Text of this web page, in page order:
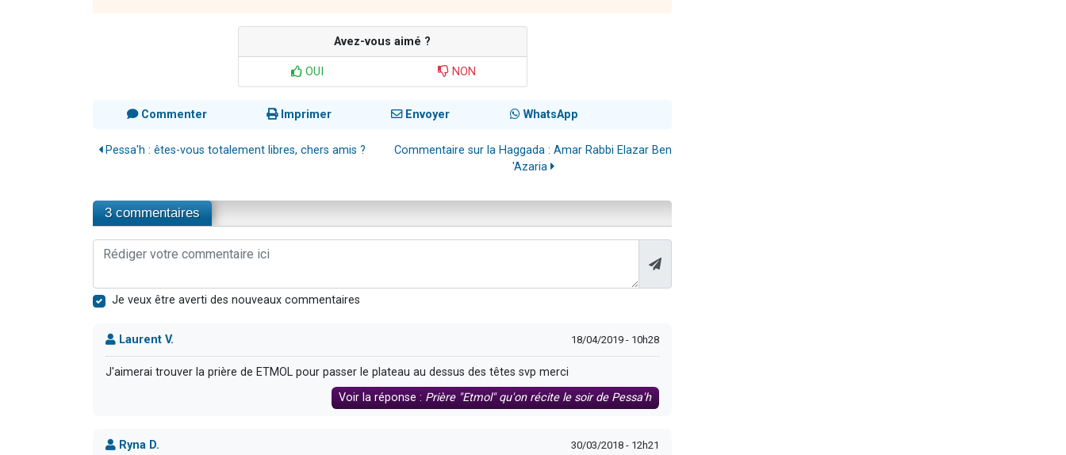
Avez-vous aimé ?
OUI NON
Commenter Imprimer Envoyer WhatsApp
Pessa'h : êtes-vous totalement libres, chers amis ?
Commentaire sur la Haggada : Amar Rabbi Elazar Ben
'Azaria
3 commentaires
Je veux être averti des nouveaux commentaires
Laurent V. 18/04/2019 - 10h28
J'aimerai trouver la prière de ETMOL pour passer le plateau au dessus des têtes svp merci
Voir la réponse : Prière "Etmol" qu'on récite le soir de Pessa'h
Ryna D. 30/03/2018 - 12h21